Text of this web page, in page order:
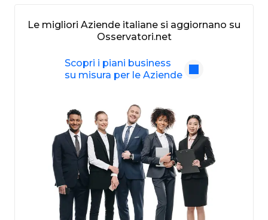
Le migliori Aziende italiane si aggiornano su
Osservatori.net
Scopri i piani business
su misura per le Aziende